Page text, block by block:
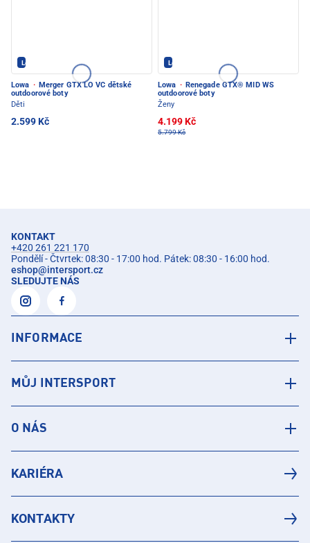
Lowa - PEC POD SNĚŽKOU
Lowa · Merger GTX LO VC dětské
outdoorové boty
Děti
2.599 Kč
Lowa - PEC POD SNĚŽKOU
Lowa · Renegade GTX® MID WS
outdoorové boty
Ženy
4.199 Kč
5.799 Kč
KONTAKT
+420 261 221 170
Pondělí - Čtvrtek: 08:30 - 17:00 hod. Pátek: 08:30 - 16:00 hod.
eshop@intersport.cz
SLEDUJTE NÁS
INFORMACE
MŮJ INTERSPORT
O NÁS
KARIÉRA
KONTAKTY